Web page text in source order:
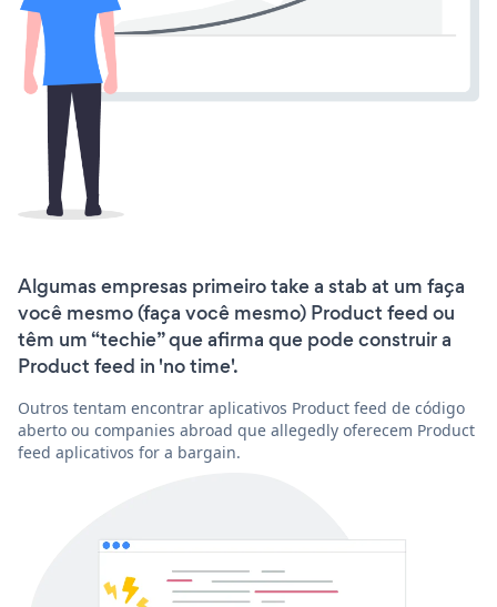
Algumas empresas primeiro take a stab at um faça
você mesmo (faça você mesmo) Product feed ou
têm um “techie” que afirma que pode construir a
Product feed in 'no time'.
Outros tentam encontrar aplicativos Product feed de código
aberto ou companies abroad que allegedly oferecem Product
feed aplicativos for a bargain.